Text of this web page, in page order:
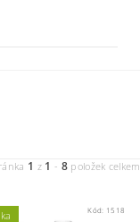
1 z 1 - 8položek celkem
Kód: 1518